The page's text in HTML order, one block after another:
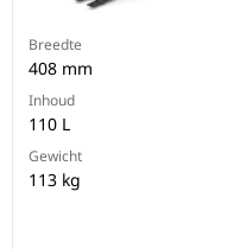
Breedte
408 mm
Inhoud
110 L
Gewicht
113 kg